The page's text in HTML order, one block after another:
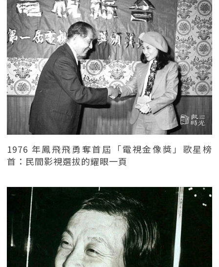
1976 年鳳飛飛勇奪首屆「電視金像獎」歌星榜
首：民間影視選拔的耀眼一頁